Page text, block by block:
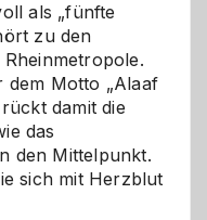
als „fünfte
zu den
dem Motto „Alaaf
damit die
das
den Mittelpunkt.
sich mit Herzblut